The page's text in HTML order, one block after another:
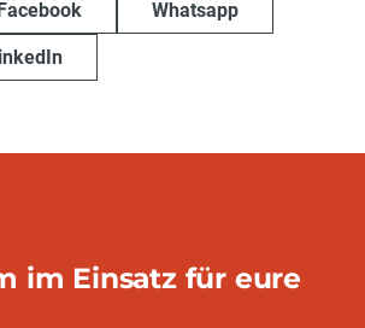
Whatsapp
im Einsatz für eure